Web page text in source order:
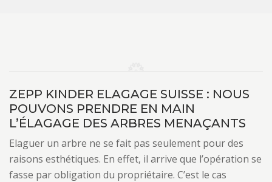
ZEPP KINDER ELAGAGE SUISSE : NOUS
POUVONS PRENDRE EN MAIN
L’ÉLAGAGE DES ARBRES MENAÇANTS
Elaguer un arbre ne se fait pas seulement pour des
raisons esthétiques. En effet, il arrive que l’opération se
fasse par obligation du propriétaire. C’est le cas